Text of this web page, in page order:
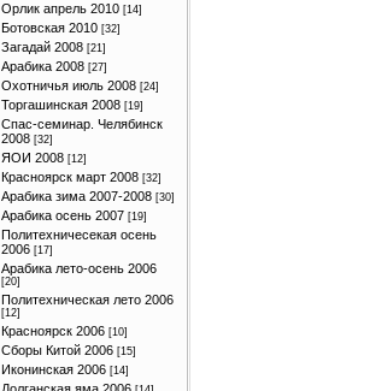
Орлик апрель 2010 [14]
Ботовская 2010 [32]
Загадай 2008 [21]
Арабика 2008 [27]
Охотничья июль 2008 [24]
Торгашинская 2008 [19]
Спас-семинар. Челябинск
2008 [32]
ЯОИ 2008 [12]
Красноярск март 2008 [32]
Арабика зима 2007-2008 [30]
Арабика осень 2007 [19]
Политехничесекая осень
2006 [17]
Арабика лето-осень 2006
[20]
Политехническая лето 2006
[12]
Красноярск 2006 [10]
Сборы Китой 2006 [15]
Иконинская 2006 [14]